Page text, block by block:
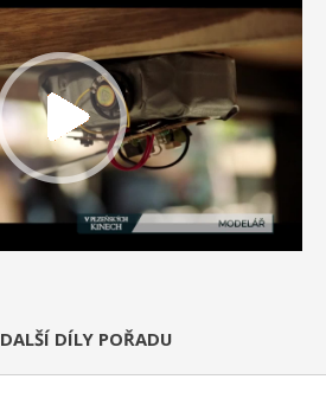
DALŠÍ DÍLY POŘADU